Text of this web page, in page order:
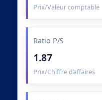
Prix/Valeur comptable
Ratio P/S
1.87
Prix/Chiffre d’affaires